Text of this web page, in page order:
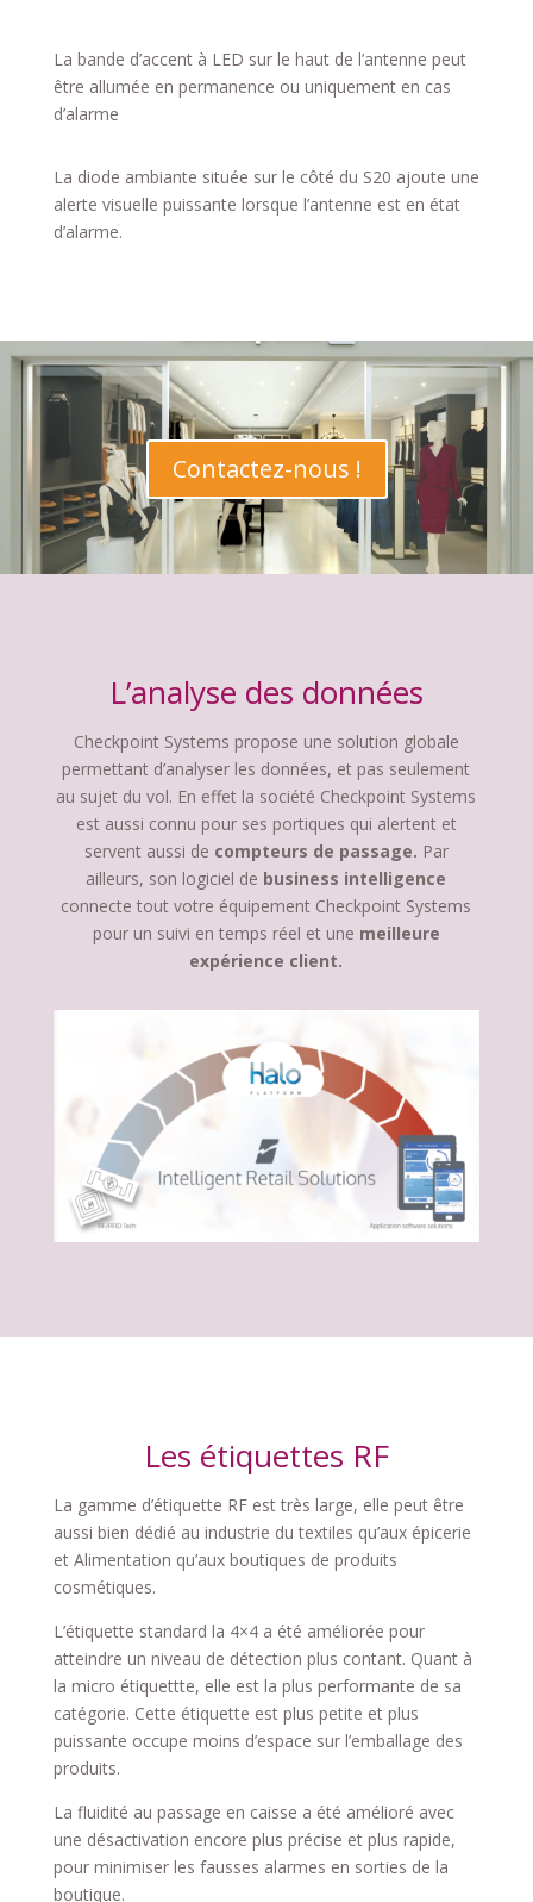
La bande d’accent à LED sur le haut de l’antenne peut
être allumée en permanence ou uniquement en cas
d’alarme
La diode ambiante située sur le côté du S20 ajoute une
alerte visuelle puissante lorsque l’antenne est en état
d’alarme.
Contactez-nous !
L’analyse des données
Checkpoint Systems propose une solution globale
permettant d’analyser les données, et pas seulement
au sujet du vol. En effet la société Checkpoint Systems
est aussi connu pour ses portiques qui alertent et
servent aussi de compteurs de passage. Par
ailleurs, son logiciel de business intelligence
connecte tout votre équipement Checkpoint Systems
pour un suivi en temps réel et une meilleure
expérience client.
Les étiquettes RF
La gamme d’étiquette RF est très large, elle peut être
aussi bien dédié au industrie du textiles qu’aux épicerie
et Alimentation qu’aux boutiques de produits
cosmétiques.
L’étiquette standard la 4×4 a été améliorée pour
atteindre un niveau de détection plus contant. Quant à
la micro étiquettte, elle est la plus performante de sa
catégorie. Cette étiquette est plus petite et plus
puissante occupe moins d’espace sur l’emballage des
produits.
La fluidité au passage en caisse a été amélioré avec
une désactivation encore plus précise et plus rapide,
pour minimiser les fausses alarmes en sorties de la
boutique.